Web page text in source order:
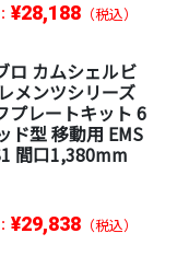
¥28,188（税込）
ロ カムシェルビ
メンツシリーズ
プレートキット 6
ド型 移動用 EMS
間口1,380mm
¥29,838（税込）